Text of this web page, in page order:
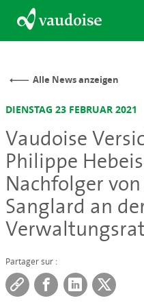
Alle News anzeigen
DIENSTAG 23 FEBRUAR 2021
Vaudoise
Philippe
Nachfolger
Sanglard an
Partager sur :